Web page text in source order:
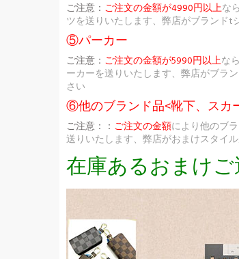
ご注意： ご注文の金額が4990円以上な
ツを送りいたします、弊店がブランド
⑤パーカー
ご注意： ご注文の金額が5990円以上な
ーカーを送りいたします、弊店がブラ
さい
⑥他のブランド品<靴下、スカ
ご注意：： ご注文の金額により他のブ
送りいたします、弊店がおまけスタイ
在庫あるおまけ